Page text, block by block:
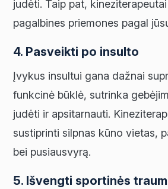
judėti. Taip pat,
pagalbines priemones pagal
4. Pasveikti po insulto
Įvykus insultui gana dažnai
funkcinė būklė, sutrinka
judėti ir apsitarnauti.
sustiprinti silpnas kūno vietas,
bei pusiausvyrą.
5. Išvengti sportinės